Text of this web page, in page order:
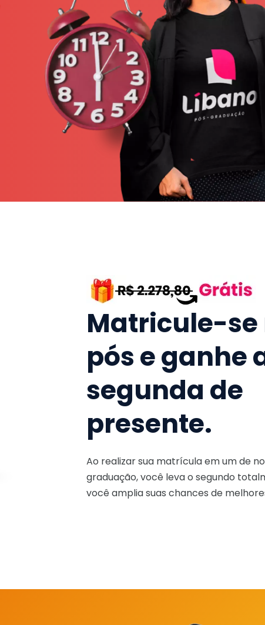
Matricule-se
pós e ganhe
segunda de
presente.
Ao realizar sua matrícula em um de
graduação, você leva o segundo
você amplia suas chances de